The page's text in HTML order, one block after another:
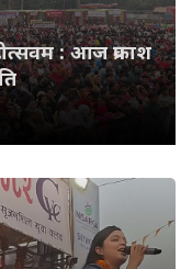
: आज प्रकाश